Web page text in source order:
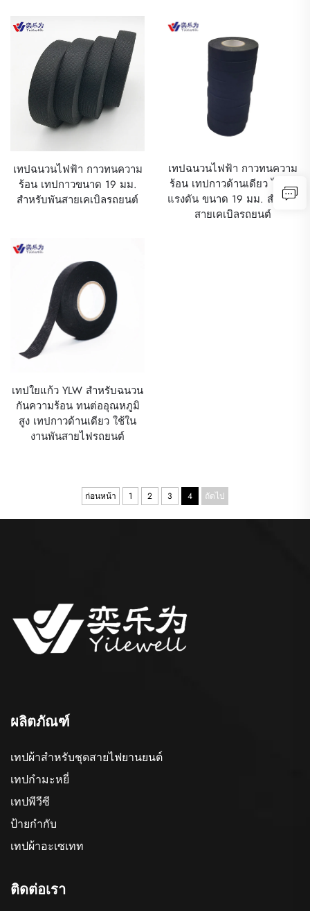
เทปฉนวนไฟฟ้า กาวทนความ
ร้อน เทปกาวขนาด 19 มม.
สำหรับพันสายเคเบิลรถยนต์
เทปฉนวนไฟฟ้า กาวทนความ
ร้อน เทปกาวด้านเดียว ไวต่อ
แรงดัน ขนาด 19 มม. สำหรับ
สายเคเบิลรถยนต์
เทปใยแก้ว YLW สำหรับฉนวน
กันความร้อน ทนต่ออุณหภูมิ
สูง เทปกาวด้านเดียว ใช้ใน
งานพันสายไฟรถยนต์
ก่อนหน้า 1 2 3 4 ถัดไป
ผลิตภัณฑ์
เทปผ้าสำหรับชุดสายไฟยานยนต์
เทปกำมะหยี่
เทปพีวีซี
ป้ายกำกับ
เทปผ้าอะเซเทท
ติดต่อเรา